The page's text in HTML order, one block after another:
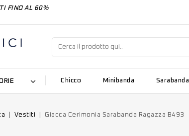
FINO AL 60%
Chicco Minibanda Sarabanda
Vestiti Giacca Cerimonia Sarabanda Ragazza B493